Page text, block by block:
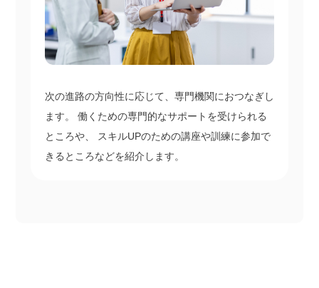
次の進路の方向性に応じて、専門機関におつなぎし
ます。 働くための専門的なサポートを受けられる
ところや、 スキルUPのための講座や訓練に参加で
きるところなどを紹介します。